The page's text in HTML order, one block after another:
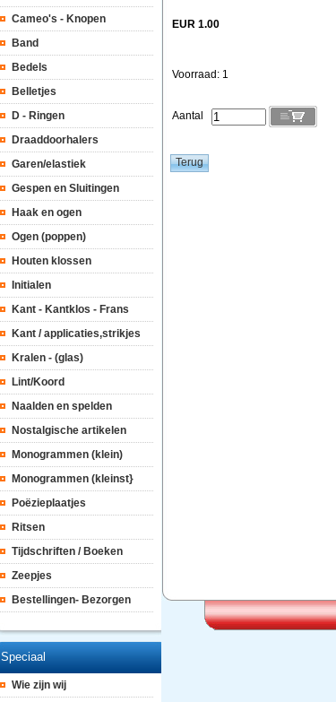
Cameo's - Knopen
Band
Bedels
Belletjes
D - Ringen
Draaddoorhalers
Garen/elastiek
Gespen en Sluitingen
Haak en ogen
Ogen (poppen)
Houten klossen
Initialen
Kant - Kantklos - Frans
Kant / applicaties,strikjes
Kralen - (glas)
Lint/Koord
Naalden en spelden
Nostalgische artikelen
Monogrammen (klein)
Monogrammen (kleinst}
Poëzieplaatjes
Ritsen
Tijdschriften / Boeken
Zeepjes
Bestellingen- Bezorgen
Speciaal
Wie zijn wij
EUR 1.00
Voorraad: 1
Aantal